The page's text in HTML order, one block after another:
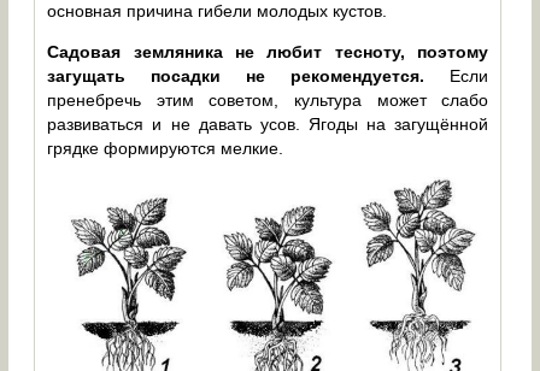
основная причина гибели молодых кустов.
Садовая земляника не любит тесноту, поэтому
загущать посадки не рекомендуется. Если
пренебречь этим советом, культура может слабо
развиваться и не давать усов. Ягоды на загущённой
грядке формируются мелкие.